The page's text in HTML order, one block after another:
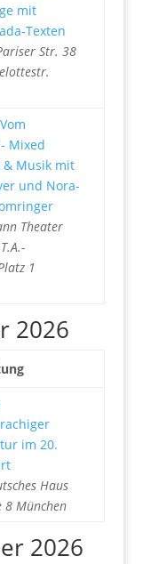
mit
Texten
Str. 38
Mixed
& Musik mit
und Nora-
Theater
1
2026
im 20.
Haus
8 München
2026